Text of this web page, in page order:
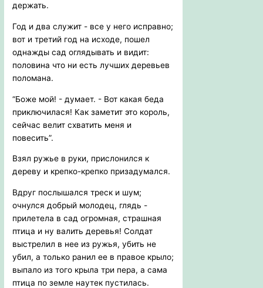
держать.
Год и два служит - все у него исправно;
вот и третий год на исходе, пошел
однажды сад оглядывать и видит:
половина что ни есть лучших деревьев
поломана.
“Боже мой! - думает. - Вот какая беда
приключилася! Как заметит это король,
сейчас велит схватить меня и
повесить”.
Взял ружье в руки, прислонился к
дереву и крепко-крепко призадумался.
Вдруг послышался треск и шум;
очнулся добрый молодец, глядь -
прилетела в сад огромная, страшная
птица и ну валить деревья! Солдат
выстрелил в нее из ружья, убить не
убил, а только ранил ее в правое крыло;
выпало из того крыла три пера, а сама
птица по земле наутек пустилась.